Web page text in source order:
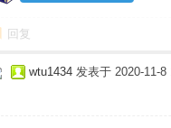
回复
wtu1434 发表于 2020-11-8